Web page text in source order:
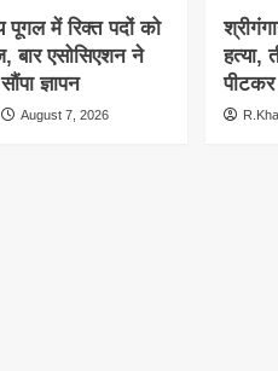
पूगल में रिक्त पदों को
बार एसोसिएशन ने
ज्ञापन
August 7, 2026
हत्या,